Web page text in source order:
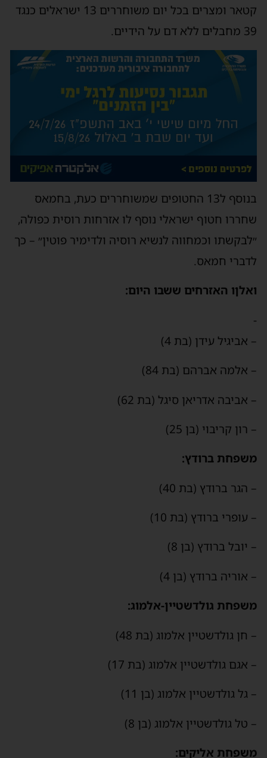
קטאר ומצרים בכל יום משוחררים 13 ישראלים כנגד
39 מחבלים ללא דם על הידיים.
בנוסף ל13 החטופים שמשוחררים כעת, בחמאס
שחררו חטוף ישראלי נוסף לו אזרחות רוסית כפולה,
״לבקשתו וכמחווה לנשיא רוסיה ולדימיר פוטין״ – כך
לדברי חמאס.
ואלןו האזרחים ששבו היום:
-
– אביגיל עידן (בת 4)
– אלמה אברהם (בת 84)
– אביבה אדריאן סיגל (בת 62)
– רון קריבוי (בן 25)
משפחת ברודץ:
– הגר ברודץ (בת 40)
– עופרי ברודץ (בת 10)
– יובל ברודץ (בן 8)
– אוריה ברודץ (בן 4)
משפחת גולדשטיין-אלמוג:
– חן גולדשטיין אלמוג (בת 48)
– אגם גולדשטיין אלמוג (בת 17)
– גל גולדשטיין אלמוג (בן 11)
– טל גולדשטיין אלמוג (בן 8)
משפחת אליקים: